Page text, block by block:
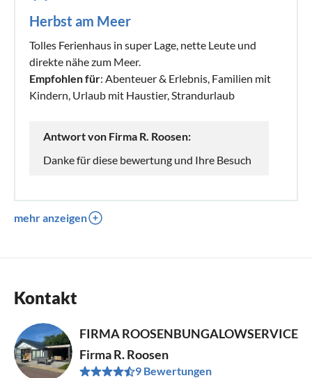
Herbst am Meer
Tolles Ferienhaus in super Lage, nette Leute und
direkte nähe zum Meer.
Empfohlen für: Abenteuer & Erlebnis, Familien mit
Kindern, Urlaub mit Haustier, Strandurlaub
Antwort von Firma R. Roosen:
Danke für diese bewertung und Ihre Besuch
mehr anzeigen
Kontakt
FIRMA ROOSENBUNGALOWSERVICE
Firma R. Roosen
9 Bewertungen